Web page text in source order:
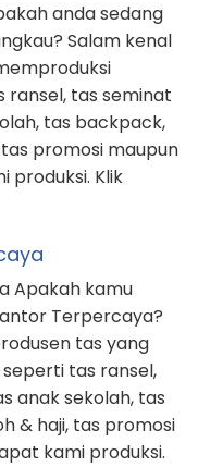
anda sedang
Salam kenal
tas seminat
tas backpack,
promosi maupun
produksi. Klik
Apakah kamu
Terpercaya?
tas yang
tas ransel,
anak sekolah, tas
& haji, tas promosi
kami produksi.